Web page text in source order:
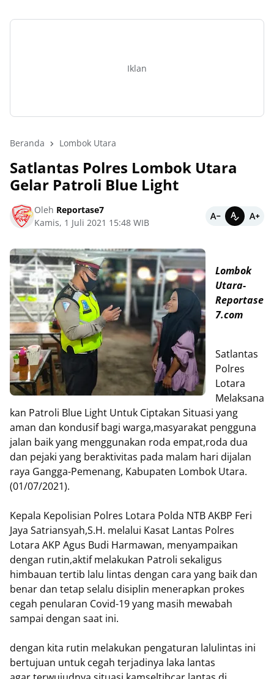
Iklan
Beranda Lombok Utara
Satlantas Polres Lombok Utara
Gelar Patroli Blue Light
Oleh Reportase7
Kamis, 1 Juli 2021 15:48 WIB
Lombok
Utara-
Reportase
7.com
Satlantas
Polres
Lotara
Melaksana
kan Patroli Blue Light Untuk Ciptakan Situasi yang
aman dan kondusif bagi warga,masyarakat pengguna
jalan baik yang menggunakan roda empat,roda dua
dan pejaki yang beraktivitas pada malam hari dijalan
raya Gangga-Pemenang, Kabupaten Lombok Utara.
(01/07/2021).
Kepala Kepolisian Polres Lotara Polda NTB AKBP Feri
Jaya Satriansyah,S.H. melalui Kasat Lantas Polres
Lotara AKP Agus Budi Harmawan, menyampaikan
dengan rutin,aktif melakukan Patroli sekaligus
himbauan tertib lalu lintas dengan cara yang baik dan
benar dan tetap selalu disiplin menerapkan prokes
cegah penularan Covid-19 yang masih mewabah
sampai dengan saat ini.
dengan kita rutin melakukan pengaturan lalulintas ini
bertujuan untuk cegah terjadinya laka lantas